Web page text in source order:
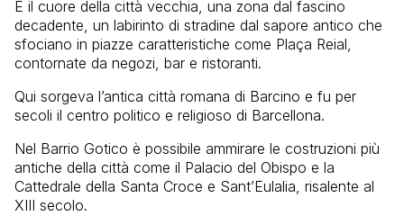
È il cuore della città vecchia, una zona dal fascino
decadente, un labirinto di stradine dal sapore antico che
sfociano in piazze caratteristiche come Plaça Reial,
contornate da negozi, bar e ristoranti.
Qui sorgeva l’antica città romana di Barcino e fu per
secoli il centro politico e religioso di Barcellona.
Nel Barrio Gotico è possibile ammirare le costruzioni più
antiche della città come il Palacio del Obispo e la
Cattedrale della Santa Croce e Sant’Eulalia, risalente al
XIII secolo.